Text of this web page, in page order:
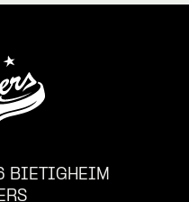
BIETIGHEIM